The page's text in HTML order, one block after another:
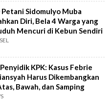
Petani Sidomulyo Muba
Diri, Bela 4 Warga yang
Mencuri di Kebun Sendiri
KPK: Kasus Febrie
Harus Dikembangkan
Bawah, dan Samping